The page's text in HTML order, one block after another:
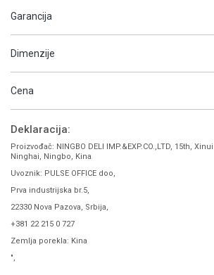
Garancija
Dimenzije
Cena
Deklaracija:
Proizvođač: NINGBO DELI IMP.&EXP.CO.,LTD, 15th,
Ninghai, Ningbo, Kina
Uvoznik: PULSE OFFICE doo,
Prva industrijska br.5,
22330 Nova Pazova, Srbija,
+381 22 215 0 727
Zemlja porekla: Kina
",